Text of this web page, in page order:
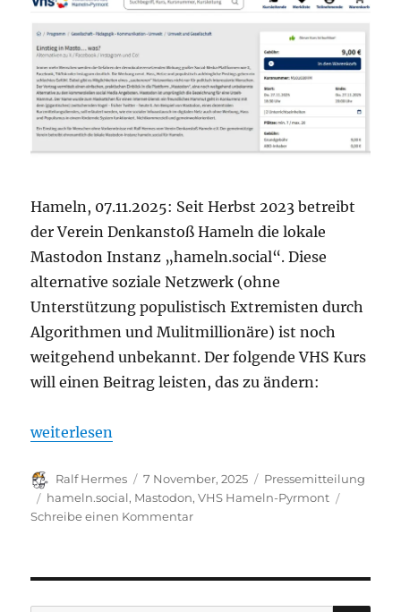
Hameln, 07.11.2025: Seit Herbst 2023 betreibt
der Verein Denkanstoß Hameln die lokale
Mastodon Instanz „hameln.social“. Diese
alternative soziale Netzwerk (ohne
Unterstützung populistisch Extremisten durch
Algorithmen und Mulitmillionäre) ist noch
weitgehend unbekannt. Der folgende VHS Kurs
will einen Beitrag leisten, das zu ändern:
„VHS Kursangebot: Einstieg in Mastodon! Do.
weiterlesen
Autor
Ralf Hermes
Veröffentlicht
am
7 November, 2025 Kategorien
Pressemitteilung
Schlagwörter
hameln.social, Mastodon,VHS Hameln-Pyrmont
Schreibe einen Kommentarzu